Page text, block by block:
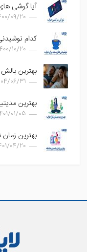
آیا گوشی
09/20
کدام
10/20
بهترین
06/31
بهترین
01/05
بهترین
04/20